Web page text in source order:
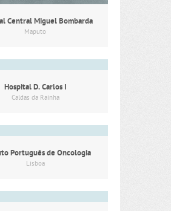
Central Miguel Bombarda
Maputo
Hospital D. Carlos I
Caldas da Rainha
Português de Oncologia
Lisboa